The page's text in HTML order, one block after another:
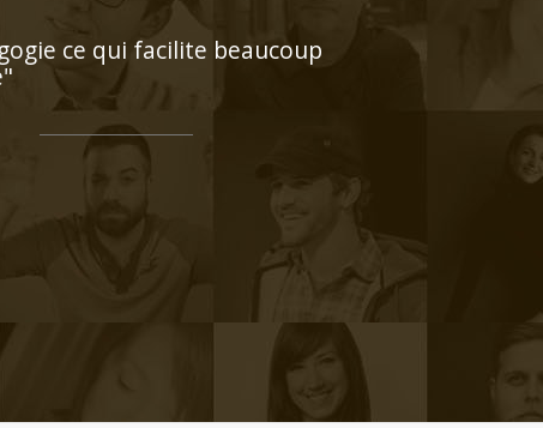
professeur est posé et très
à son aide dès que ça sera